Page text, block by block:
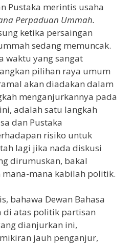
Pustaka merintis usaha
Perpaduan Ummah.
ketika persaingan
sedang memuncak.
waktu yang sangat
pilihan raya umum
akan diadakan dalam
menganjurkannya pada
adalah satu langkah
dan Pustaka
risiko untuk
lagi jika nada diskusi
dirumuskan, bakal
mana-mana kabilah politik.
bahawa Dewan Bahasa
di atas politik partisan
dianjurkan ini,
jauh penganjur,